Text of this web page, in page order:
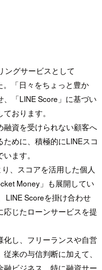
ングサービスとして
。「日々をちょっと豊か
「LINE Score」に基づい
おります。
資を受けられない顧客へ
めに、積極的にLINEスコ
ます。
、スコアを活用した個人
Money」も展開してい
LINE Scoreを掛け合わせ
応じたローンサービスを提
し、フリーランスや自営
来の与信判断に加えて、
融ビジネス、特に融資サー